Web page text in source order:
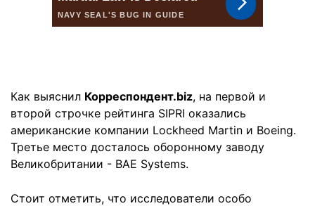
Как выяснил Корреспондент.biz, на первой и
второй строчке рейтинга SIPRI оказались
американские компании Lockheed Martin и Boeing.
Третье место досталось оборонному заводу
Великобритании - ВAE Systems.
Стоит отметить, что исследователи особо